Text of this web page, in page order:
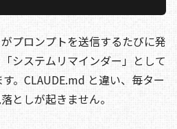
プロンプトを送信するたびに発
システムリマインダー」として
。CLAUDE.md と違い、毎ター
としが起きません。